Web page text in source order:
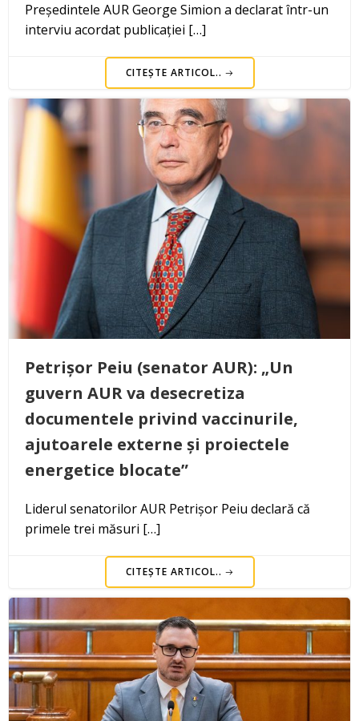
Președintele AUR George Simion a declarat într-un
interviu acordat publicației […]
CITEȘTE ARTICOL..
Petrișor Peiu (senator AUR): „Un
guvern AUR va desecretiza
documentele privind vaccinurile,
ajutoarele externe și proiectele
energetice blocate”
Liderul senatorilor AUR Petrișor Peiu declară că
primele trei măsuri […]
CITEȘTE ARTICOL..